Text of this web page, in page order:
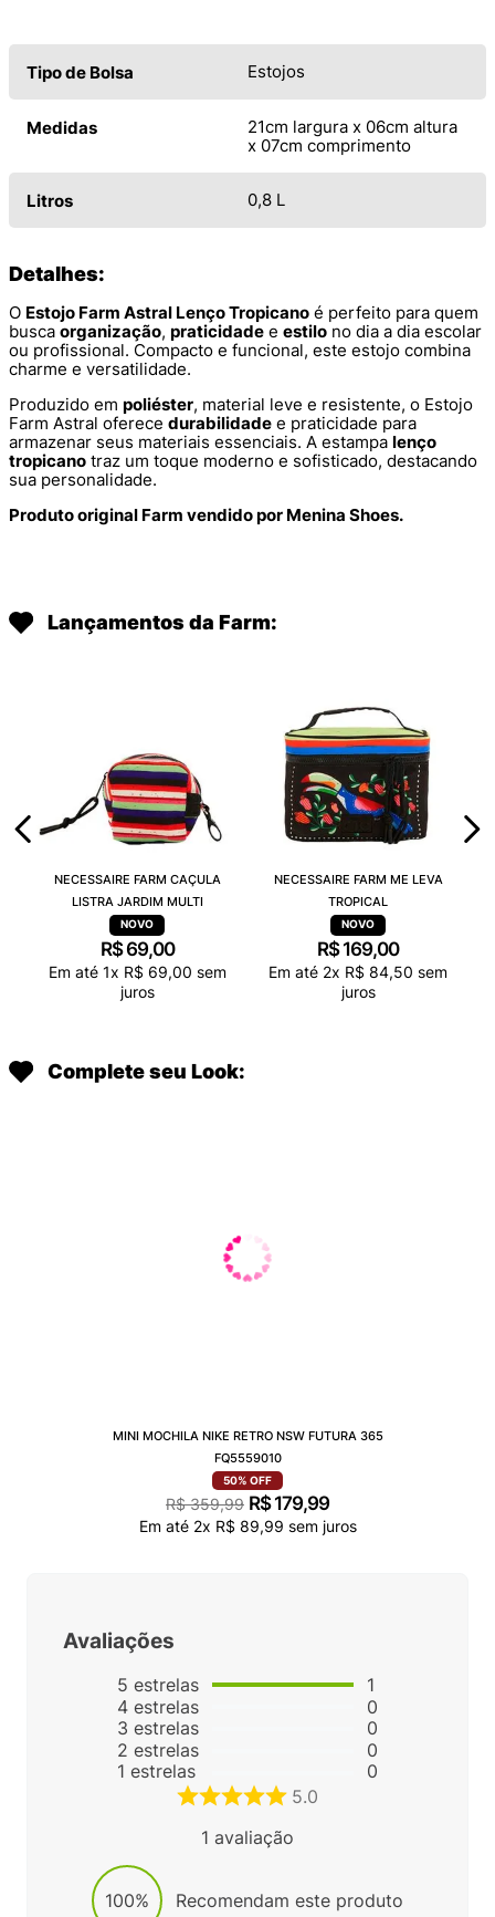
Tipo de Bolsa Estojos
Medidas
21cm largura x 06cm altura
x 07cm comprimento
Litros 0,8 L
Detalhes:
O Estojo Farm Astral Lenço Tropicano é perfeito para quem
busca organização, praticidade e estilo no dia a dia escolar
ou profissional. Compacto e funcional, este estojo combina
charme e versatilidade.
Produzido em poliéster, material leve e resistente, o Estojo
Farm Astral oferece durabilidade e praticidade para
armazenar seus materiais essenciais. A estampa lenço
tropicano traz um toque moderno e sofisticado, destacando
sua personalidade.
Produto original Farm vendido por Menina Shoes.
Lançamentos da Farm:
NECESSAIRE FARM CAÇULA
LISTRA JARDIM MULTI
R$ 69,00
Em até 1x R$ 69,00 sem
juros
NECESSAIRE FARM ME LEVA
TROPICAL
R$ 169,00
Em até 2x R$ 84,50 sem
juros
Complete seu Look:
MINI MOCHILA NIKE RETRO NSW FUTURA 365
FQ5559010
50% OFF
R$ 359,99 R$ 179,99
Em até 2x R$ 89,99 sem juros
Avaliações
5 estrelas
4 estrelas
3 estrelas
2 estrelas
1 estrelas
1
0
0
0
0
5.0
1 avaliação
100% Recomendam este produto